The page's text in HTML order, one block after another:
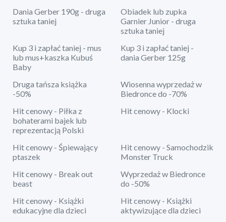
Dania Gerber 190g - druga
sztuka taniej
Obiadek lub zupka
Garnier Junior - druga
sztuka taniej
Kup 3 i zapłać taniej - mus
lub mus+kaszka Kubuś
Baby
Kup 3 i zapłać taniej -
dania Gerber 125g
Druga tańsza książka
-50%
Wiosenna wyprzedaż w
Biedronce do -70%
Hit cenowy - Piłka z
bohaterami bajek lub
reprezentacją Polski
Hit cenowy - Klocki
Hit cenowy - Śpiewający
ptaszek
Hit cenowy - Samochodzik
Monster Truck
Hit cenowy - Break out
beast
Wyprzedaż w Biedronce
do -50%
Hit cenowy - Książki
edukacyjne dla dzieci
Hit cenowy - Książki
aktywizujące dla dzieci